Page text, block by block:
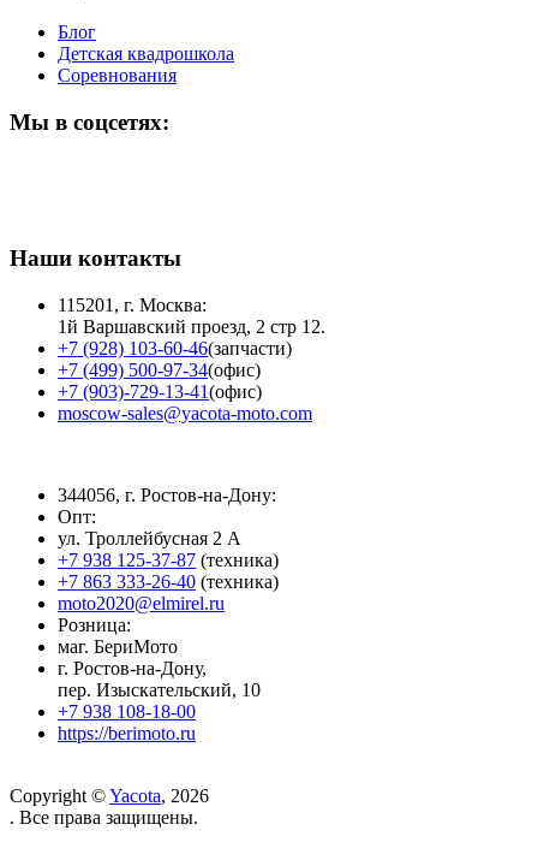
Блог
Детская квадрошкола
Соревнования
Мы в соцсетях:
Наши контакты
115201, г. Москва:
1й Варшавский проезд, 2 стр 12.
+7 (928) 103-60-46(запчасти)
+7 (499) 500-97-34(офис)
+7 (903)-729-13-41(офис)
moscow-sales@yacota-moto.com
344056, г. Ростов-на-Дону:
Опт:
ул. Троллейбусная 2 А
+7 938 125-37-87 (техника)
+7 863 333-26-40 (техника)
moto2020@elmirel.ru
Розница:
маг. БериМото
г. Ростов-на-Дону,
пер. Изыскательский, 10
+7 938 108-18-00
https://berimoto.ru
Copyright ©Yacota, 2026
. Все права защищены.